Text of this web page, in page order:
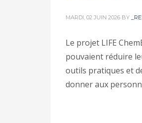
MARDI, 02 JUIN 2026 BY
Le projet LIFE
pouvaient réduire
outils pratiques et
donner aux